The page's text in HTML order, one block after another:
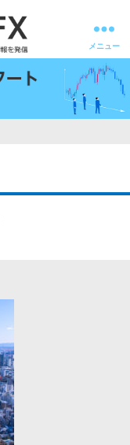
メニュー